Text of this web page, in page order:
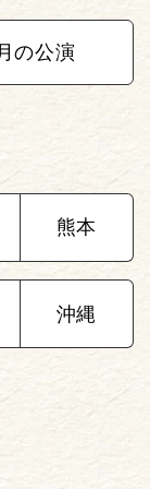
の公演
熊本
沖縄